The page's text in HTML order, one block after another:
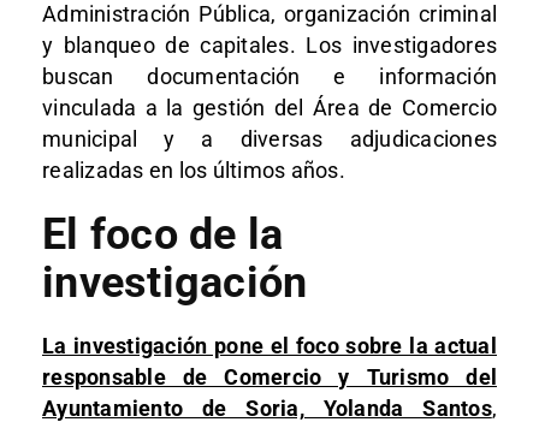
Administración Pública, organización criminal
y blanqueo de capitales. Los investigadores
buscan documentación e información
vinculada a la gestión del Área de Comercio
municipal y a diversas adjudicaciones
realizadas en los últimos años.
El foco de la
investigación
La investigación pone el foco sobre la actual
responsable de Comercio y Turismo del
Ayuntamiento de Soria, Yolanda Santos,